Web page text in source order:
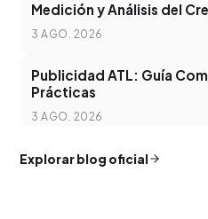
Medición y Análisis del
3 AGO. 2026
Publicidad ATL: Guía
Prácticas
3 AGO. 2026
Explorar blog oficial